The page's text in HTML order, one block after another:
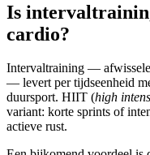
Is
cardio?
Intervaltraining —
— levert per tijdseenheid
duursport. HIIT (high
variant: korte sprints of
actieve rust.